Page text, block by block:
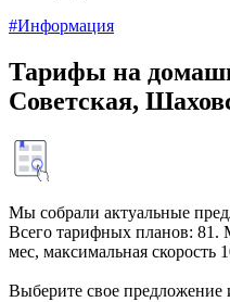
#Информация
Тарифы на
Советская,
Мы собрали актуальные
Всего тарифных планов: 81.
мес, максимальная скорость
Выберите свое предложение